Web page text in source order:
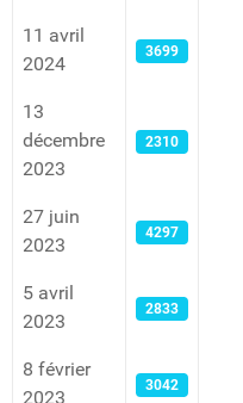
11 avril
2024
3699
13
décembre
2023
2310
27 juin
2023
4297
5 avril
2023
2833
8 février
2023
3042